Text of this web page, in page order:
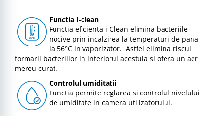
Functia I-clean
Functia eficienta i-Clean elimina bacteriile
nocive prin incalzirea la temperaturi de pana
la 56°C in vaporizator. Astfel elimina riscul
formarii bacteriilor in interiorul acestuia si ofera un aer
mereu curat.
Controlul umiditatii
Functia permite reglarea si controlul nivelului
de umiditate in camera utilizatorului.